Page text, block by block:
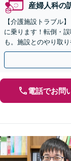
産婦人科の
【介護施設トラブル
に乗ります！転倒・
も。施設とのやり取
可】【夜間・休日面
電話でお問